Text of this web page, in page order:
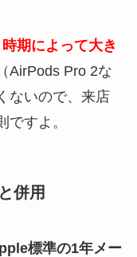
期によって大き
AirPods Pro 2な
ないので、来店
すよ。
併用
標準の1年メー